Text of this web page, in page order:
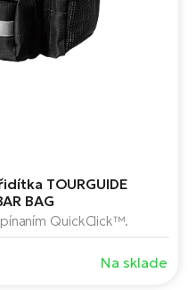
TOURGUIDE
BAG
QuickClick™.
Na sklade